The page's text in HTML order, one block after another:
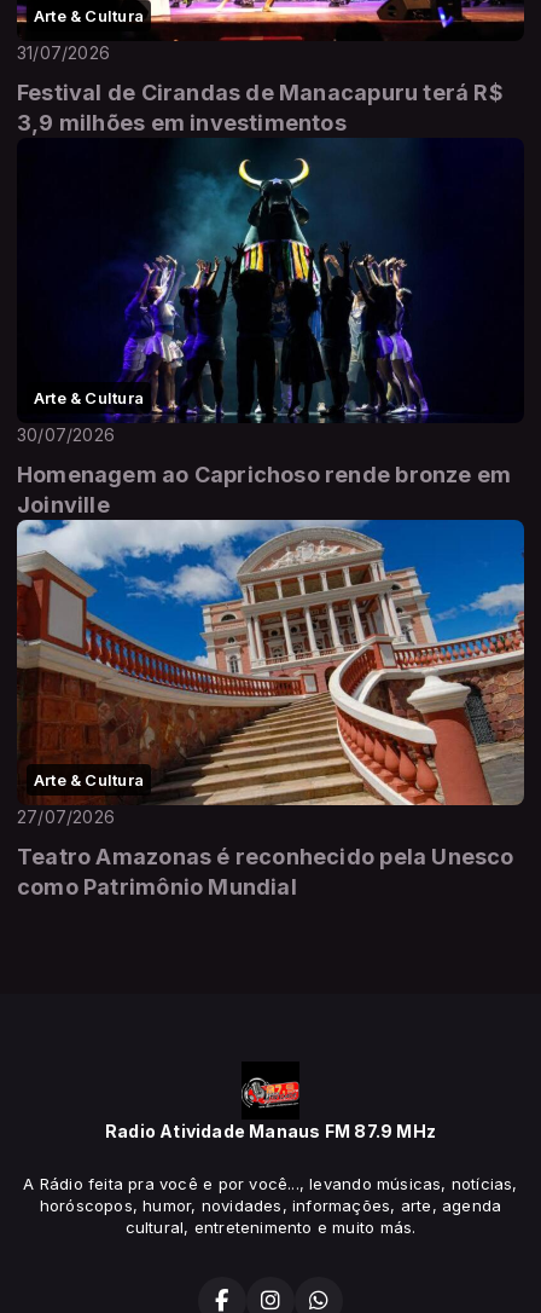
Arte & Cultura
31/07/2026
Festival de Cirandas de Manacapuru terá R$
3,9 milhões em investimentos
Arte & Cultura
30/07/2026
Homenagem ao Caprichoso rende bronze em
Joinville
Arte & Cultura
27/07/2026
Teatro Amazonas é reconhecido pela Unesco
como Patrimônio Mundial
Radio Atividade Manaus FM 87.9 MHz
A Rádio feita pra você e por você..., levando músicas, notícias,
horóscopos, humor, novidades, informações, arte, agenda
cultural, entretenimento e muito más.